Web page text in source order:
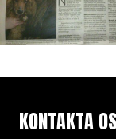
KONTAKTA